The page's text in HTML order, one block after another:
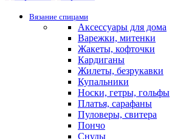
Вязание спицами
Аксессуары для дома
Варежки, митенки
Жакеты, кофточки
Кардиганы
Жилеты, безрукавки
Купальники
Носки, гетры, гольфы
Платья, сарафаны
Пуловеры, свитера
Пончо
Снуды